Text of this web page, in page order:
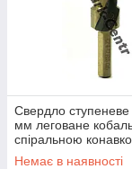
Свердло
мм леговане
спіральною
Co5 (Р6М5К5)
Немає в наявності